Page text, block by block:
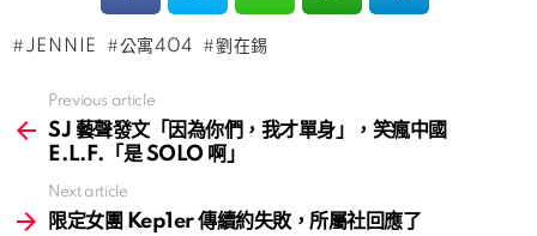
JENNIE 公寓404 劉在錫
more
Previous article
SJ 藝聲發文「因為你們，我才單身」，笑瘋中國
E.L.F.「是 SOLO 啊」
Next article
限定女團 Kep1er 傳續約失敗，所屬社回應了